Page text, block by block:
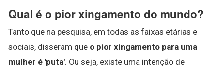
Qual é o pior xingamento do mundo?
Tanto que na pesquisa, em todas as faixas etárias e
sociais, disseram que o pior xingamento para uma
mulher é 'puta'. Ou seja, existe uma intenção de